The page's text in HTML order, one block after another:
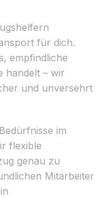
für dich.
empfindliche
handelt – wir
und unversehrt
im
flexible
genau zu
Mitarbeiter